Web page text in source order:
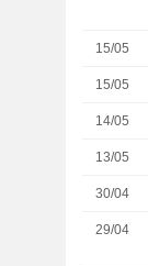
15/05
15/05
14/05
13/05
30/04
29/04